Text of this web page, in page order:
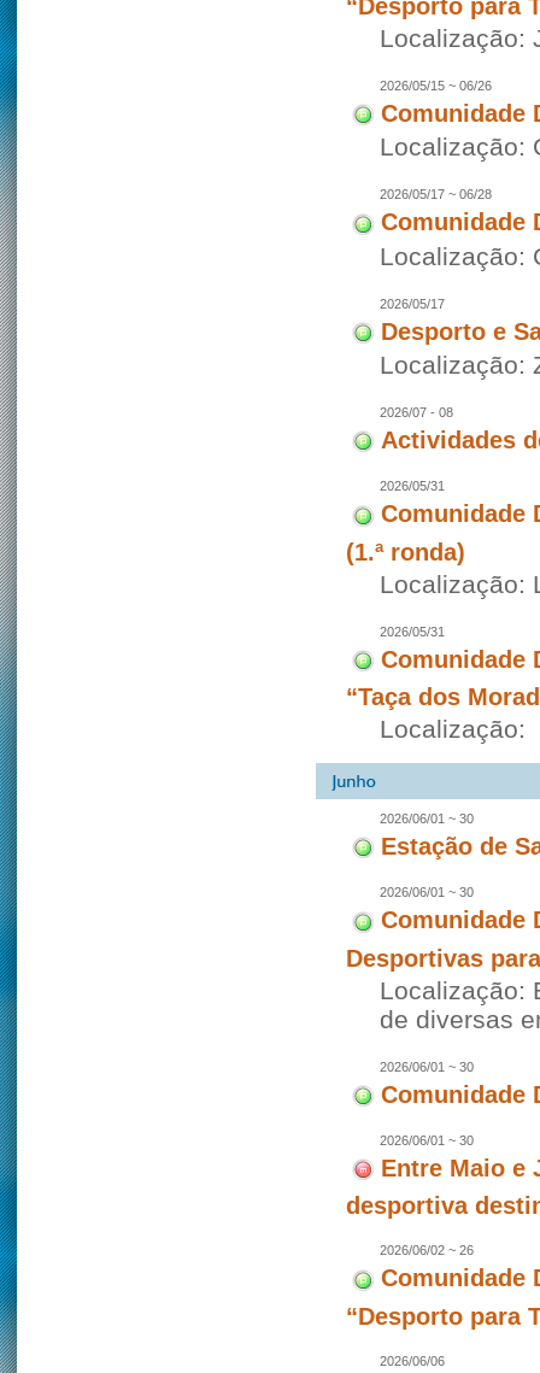
“Desporto para
Localização:
2026/05/15 ~ 06/26
Comunidade
Localização:
2026/05/17 ~ 06/28
Comunidade
Localização:
2026/05/17
Desporto e
Localização:
2026/07 - 08
Actividades
2026/05/31
Comunidade
(1.ª ronda)
Localização:
2026/05/31
Comunidade
“Taça dos
Localização:
2026/06/01 ~ 30
Estação de
2026/06/01 ~ 30
Comunidade
Desportivas
Localização:
de diversas
2026/06/01 ~ 30
Comunidade
2026/06/01 ~ 30
Entre Maio e
desportiva
2026/06/02 ~ 26
Comunidade
“Desporto para
2026/06/06